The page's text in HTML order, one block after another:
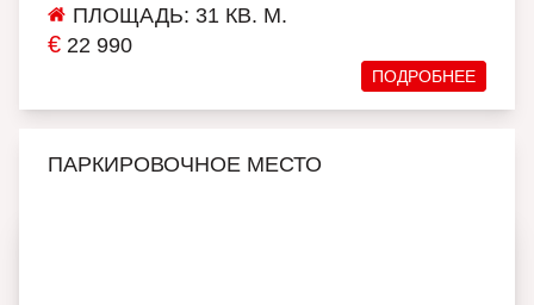
ПЛОЩАДЬ: 31 КВ. М.
€ 22 990
ПОДРОБНЕЕ
ПАРКИРОВОЧНОЕ МЕСТО